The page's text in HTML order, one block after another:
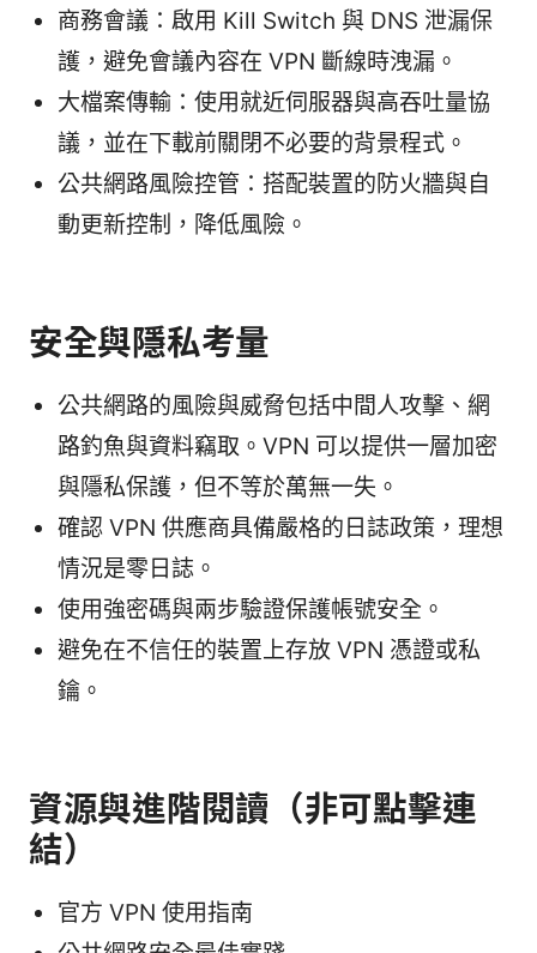
商務會議：啟用 Kill Switch 與 DNS 泄漏保
護，避免會議內容在 VPN 斷線時洩漏。
大檔案傳輸：使用就近伺服器與高吞吐量協
議，並在下載前關閉不必要的背景程式。
公共網路風險控管：搭配裝置的防火牆與自
動更新控制，降低風險。
安全與隱私考量
公共網路的風險與威脅包括中間人攻擊、網
路釣魚與資料竊取。VPN 可以提供一層加密
與隱私保護，但不等於萬無一失。
確認 VPN 供應商具備嚴格的日誌政策，理想
情況是零日誌。
使用強密碼與兩步驗證保護帳號安全。
避免在不信任的裝置上存放 VPN 憑證或私
鑰。
資源與進階閱讀（非可點擊連
結）
官方 VPN 使用指南